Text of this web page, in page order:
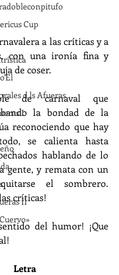
Cup
d ls Afueras
I
II
a las críticas y a
con una ironía fina y
de coser.
de carnaval que
la bondad de la
reconociendo que hay
se calienta hasta
hablando de lo
gente, y remata con un
el sombrero.
críticas!
del humor! ¡Que
Letra